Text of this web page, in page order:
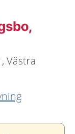
Västra